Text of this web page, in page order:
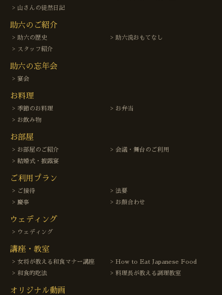
山さんの徒然日記
助六のご紹介
助六の歴史
助六流おもてなし
スタッフ紹介
助六の忘年会
宴会
お料理
季節のお料理
お弁当
お飲み物
お部屋
お部屋のご紹介
会議・舞台のご利用
結婚式・披露宴
ご利用プラン
ご接待
法要
慶事
お顔合わせ
ウェディング
ウェディング
講座・教室
女将が教える和食マナー講座
How to Eat Japanese Food
和食的吃法
料理長が教える調理教室
オリジナル動画